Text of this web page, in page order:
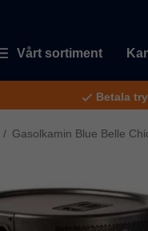
Vårt sortiment
Betala
/ Gasolkamin Blue Belle